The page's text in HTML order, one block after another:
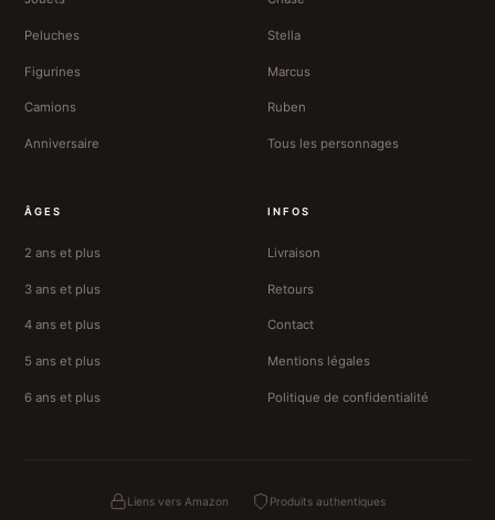
Peluches
Figurines
Camions
Anniversaire
Stella
Marcus
Ruben
Tous les personnages
ÂGES
2 ans et plus
3 ans et plus
4 ans et plus
5 ans et plus
6 ans et plus
INFOS
Livraison
Retours
Contact
Mentions légales
Politique de confidentialité
Liens vers Amazon Produits authentiques